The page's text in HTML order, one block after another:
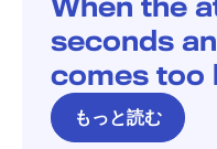
When the
seconds
comes too
もっと読む